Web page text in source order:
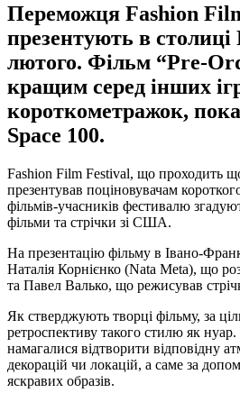
Переможця Fashion
презентують в
лютого. Фільм “Pre-
кращим серед інших
короткометражок,
Space 100.
Fashion Film Festival, що проходить
презентував поціновувачам
фільмів-учасників фестивалю
фільми та стрічки зі США.
На презентацію фільму в Івано-
Наталія Корнієнко (Nata Meta), що
та Павел Валько, що режисував
Як стверджують творці фільму, за
ретроспективу такого стилю як нуар.
намагалися відтворити відповідну
декорацій чи локацій, а саме за
яскравих образів.